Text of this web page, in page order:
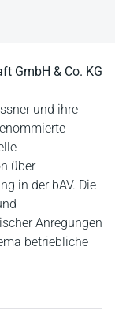
GmbH & Co. KG
und ihre
über
in der bAV. Die
Anregungen
betriebliche